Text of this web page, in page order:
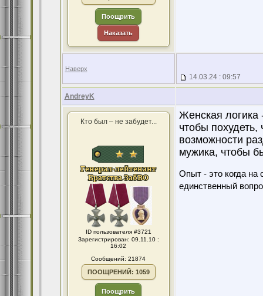
Поощрить
Наказать
Наверх
14.03.24 : 09:57
AndreyK
Кто был – не забудет...
ID пользователя #3721
Зарегистрирован: 09.11.10 :
16:02
Сообщений: 21874
ПООЩРЕНИЙ: 1059
Поощрить
Женская логика
чтобы похудеть,
возможности
мужика, чтобы
Опыт - это когда на
единственный